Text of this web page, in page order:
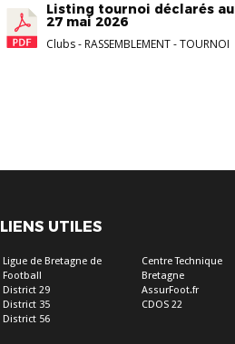
Listing tournoi déclarés au
27 mai 2026
Clubs- RASSEMBLEMENT - TOURNOI
LIENS UTILES
Ligue de Bretagne de
Football
District 29
District 35
District 56
Centre Technique
Bretagne
AssurFoot.fr
CDOS 22